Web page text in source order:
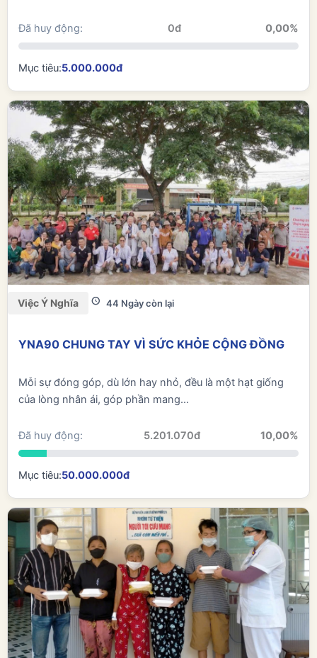
Đã huy động: 0đ 0,00%
Mục tiêu:5.000.000đ
Việc Ý Nghĩa 44 Ngày còn lại
YNA90 CHUNG TAY VÌ SỨC KHỎE CỘNG ĐỒNG
Mỗi sự đóng góp, dù lớn hay nhỏ, đều là một hạt giống
của lòng nhân ái, góp phần mang...
Đã huy động: 5.201.070đ 10,00%
Mục tiêu:50.000.000đ